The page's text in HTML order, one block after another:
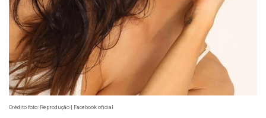
Crédito foto: Reprodução | Facebook oficial